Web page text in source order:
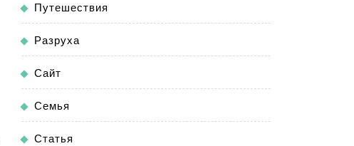
Путешествия
Разруха
Сайт
Семья
Статья